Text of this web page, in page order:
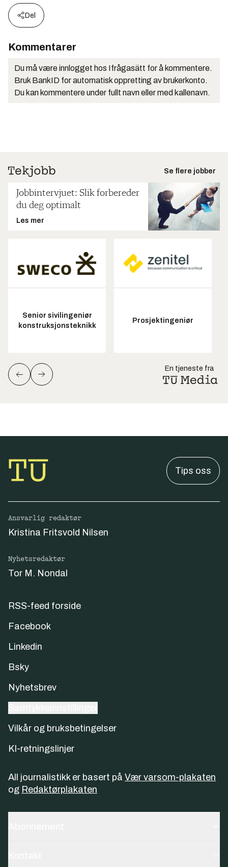
Del
Kommentarer
Du må være innlogget hos Ifrågasätt for å kommentere.
Bruk BankID for automatisk oppretting av brukerkonto.
Du kan kommentere under fullt navn eller med kallenavn.
Se flere jobber
Jobbintervjuet: Slik forbereder
du deg optimalt
Les mer
Senior sivilingeniør
konstruksjonsteknikk
Prosjektingeniør
En tjeneste fra
Tips oss
Ansvarlig redaktør
Kristina Fritsvold Nilsen
Nyhetsredaktør
Tor M. Nondal
RSS-feed forside
Facebook
Linkedin
Bsky
Nyhetsbrev
Vilkår og bruksbetingelser
KI-retningslinjer
All journalistikk er basert på Vær varsom-plakaten
og Redaktørplakaten